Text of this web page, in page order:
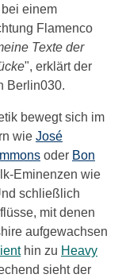
einem
Flamenco
Texte der
", erklärt der
Berlin030.
bewegt sich im
wie José
oder Bon
Eminenzen wie
schließlich
mit denen
aufgewachsen
hin zu Heavy
sieht der